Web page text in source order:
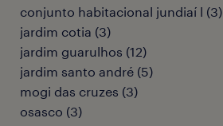
conjunto habitacional jundiaí l (3)
jardim cotia (3)
jardim guarulhos (12)
jardim santo andré (5)
mogi das cruzes (3)
osasco (3)